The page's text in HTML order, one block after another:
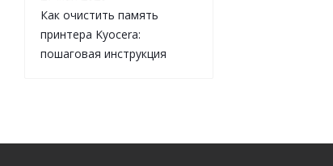
Как очистить память
принтера Kyocera:
пошаговая инструкция